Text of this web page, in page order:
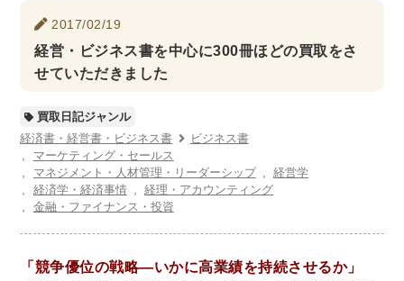
歴史書・地理
世界史 他歴史地理学
日本史
考古学書
経済書・経営書・ビジネス書
ビジネス書
マーケティング・セールス
マネジメント・人材管理・リーダーシップ
経営学
経済学・経済事情
経理・アカウンティング
2017/02/19
経営・ビジネス書を中心に300冊ほどの買取をさ
せていただきました
買取日記ジャンル
経済書・経営書・ビジネス書
ビジネス書
マーケティング・セールス
マネジメント・人材管理・リーダーシップ
経営学
経済学・経済事情
経理・アカウンティング
金融・ファイナンス・投資
「競争優位の戦略―いかに高業績を持続させるか」